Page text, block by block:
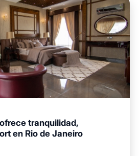
tranquilidad,
en Rio de Janeiro